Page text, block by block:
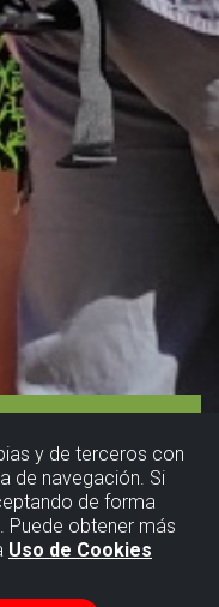
y de terceros con
de navegación. Si
de forma
Puede obtener más
Uso de Cookies